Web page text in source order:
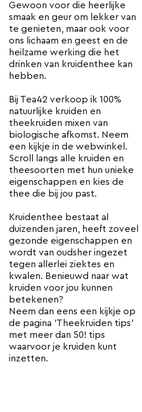
Gewoon voor die heerlijke
smaak en geur om lekker van
te genieten, maar ook voor
ons lichaam en geest en de
heilzame werking die het
drinken van kruidenthee kan
hebben.
Bij Tea42 verkoop ik 100%
natuurlijke kruiden en
theekruiden mixen van
biologische afkomst. Neem
een kijkje in de webwinkel.
Scroll langs alle kruiden en
theesoorten met hun unieke
eigenschappen en kies de
thee die bij jou past.
Kruidenthee bestaat al
duizenden jaren, heeft zoveel
gezonde eigenschappen en
wordt van oudsher ingezet
tegen allerlei ziektes en
kwalen. Benieuwd naar wat
kruiden voor jou kunnen
betekenen?
Neem dan eens een kijkje op
de pagina 'Theekruiden tips'
met meer dan 50! tips
waarvoor je kruiden kunt
inzetten.